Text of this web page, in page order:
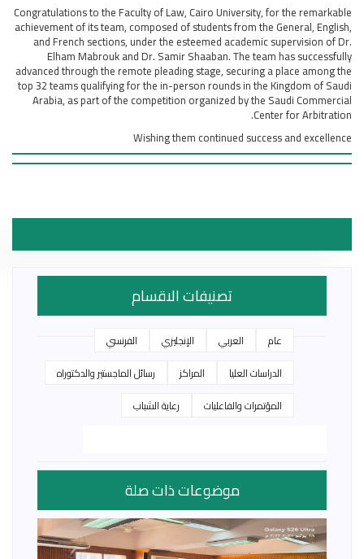
Congratulations to the Faculty of Law, Cairo University, for the remarkable
achievement of its team, composed of students from the General, English,
and French sections, under the esteemed academic supervision of Dr.
Elham Mabrouk and Dr. Samir Shaaban. The team has successfully
advanced through the remote pleading stage, securing a place among the
top 32 teams qualifying for the in-person rounds in the Kingdom of Saudi
Arabia, as part of the competition organized by the Saudi Commercial
Center for Arbitration.
Wishing them continued success and excellence
تصنيفات الاقسام
عام العربي الإنجليزي
الفرنسي
الدراسات العليا
المراكز
رسائل الماجستير والدكتوراه
المؤتمرات والفاعليات
رعاية الشباب
موضوعات ذات صلة